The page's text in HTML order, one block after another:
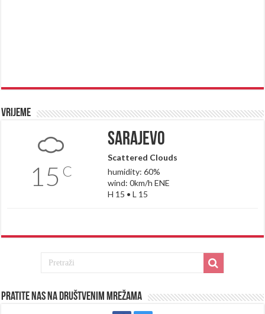
Vrijeme
15 C
Sarajevo
Scattered Clouds
humidity: 60%
wind: 0km/h ENE
H 15 • L 15
Pratite nas na društvenim mrežama